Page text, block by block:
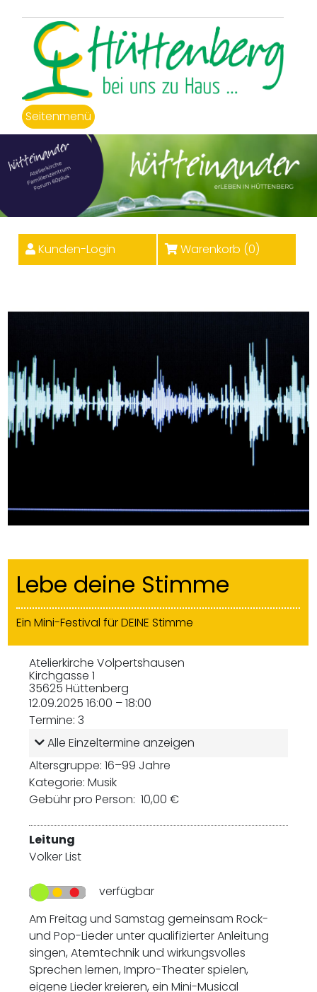
Seitenmenü
Kunden-Login Warenkorb (0)
Lebe deine Stimme
Ein Mini-Festival für DEINE Stimme
Atelierkirche Volpertshausen
Kirchgasse 1
35625 Hüttenberg
12.09.2025 16:00 – 18:00
Termine: 3
Alle Einzeltermine anzeigen
Altersgruppe: 16–99 Jahre
Kategorie: Musik
Gebühr pro Person: 10,00 €
Leitung
Volker List
verfügbar
Am Freitag und Samstag gemeinsam Rock-
und Pop-Lieder unter qualifizierter Anleitung
singen, Atemtechnik und wirkungsvolles
Sprechen lernen, Impro-Theater spielen,
eigene Lieder kreieren, ein Mini-Musical